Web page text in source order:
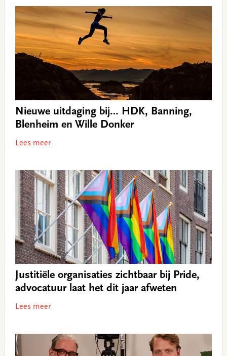
Nieuwe uitdaging bij… HDK, Banning,
Blenheim en Wille Donker
Lees meer
Justitiële organisaties zichtbaar bij Pride,
advocatuur laat het dit jaar afweten
Lees meer